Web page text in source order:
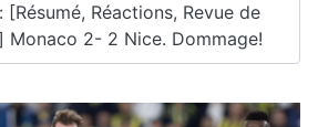
Réactions, Revue de
Monaco 2- 2 Nice. Dommage!